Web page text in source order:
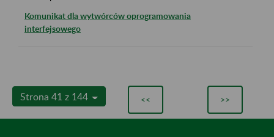
Komunikat dla wytwórców oprogramowania
interfejsowego
Strona 41 z 144 << >>